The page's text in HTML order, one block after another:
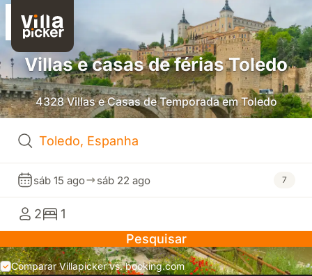
Villas e casas de férias Toledo
4328 Villas e Casas de Temporada em Toledo
sáb 15 ago sáb 22 ago 7
2
1
Pesquisar
Comparar Villapicker vs. booking.com